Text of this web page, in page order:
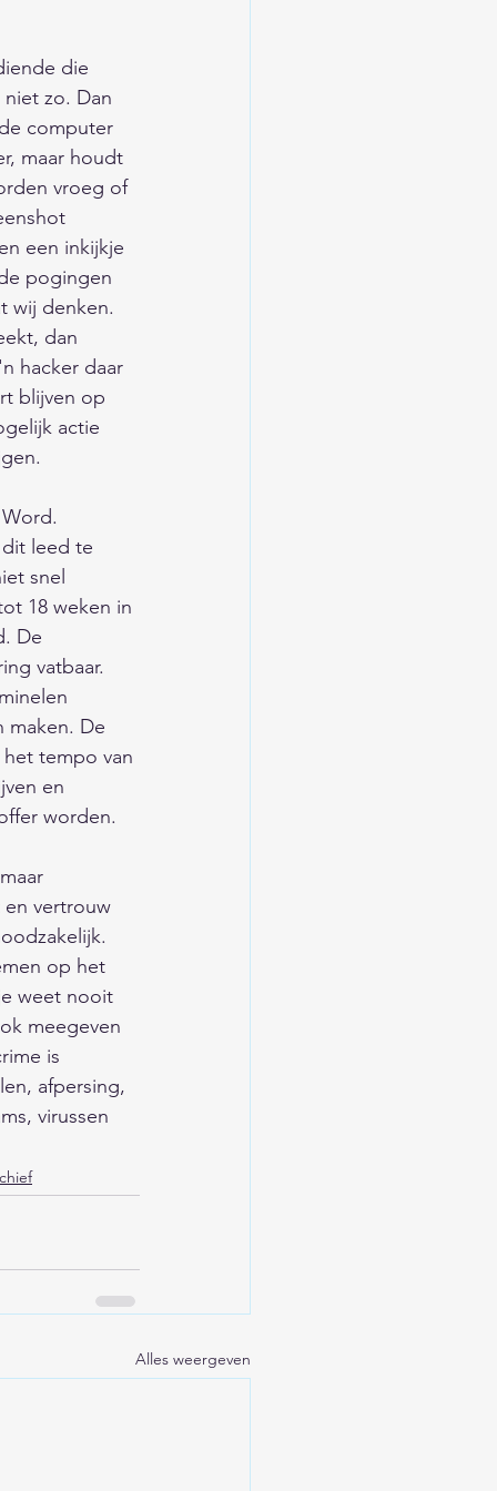
die
zo. Dan
computer
maar houdt
vroeg of
een inkijkje
pogingen
wij denken.
dan
hacker daar
blijven op
actie
leed te
snel
18 weken in
De
vatbaar.
maken. De
tempo van
en
worden.
vertrouw
op het
weet nooit
meegeven
is
afpersing,
virussen
Alles weergeven